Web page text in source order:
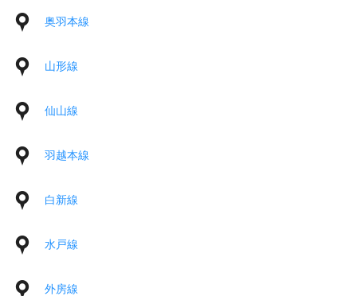
奥羽本線
山形線
仙山線
羽越本線
白新線
水戸線
外房線